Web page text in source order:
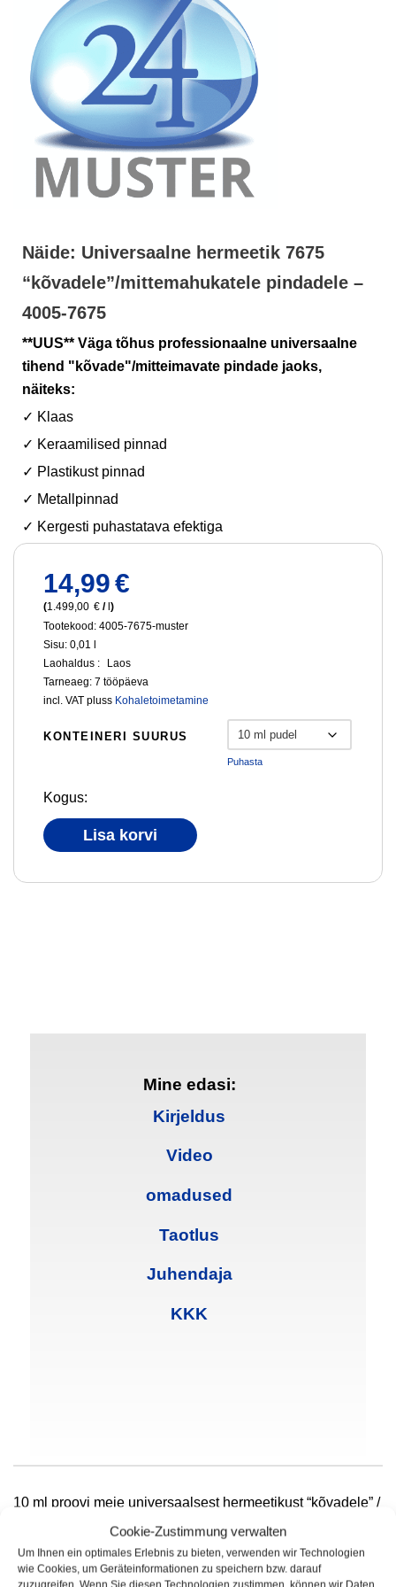
Cookie-Zustimmung verwalten
Um Ihnen ein optimales Erlebnis zu bieten, verwenden wir Technologien
wie Cookies, um Geräteinformationen zu speichern bzw. darauf
Näide: Universaalne hermeetik 7675
“kõvadele”/mittemahukatele pindadele –
4005-7675
**UUS** Väga tõhus professionaalne universaalne
tihend "kõvade"/mitteimavate pindade jaoks,
näiteks:
✓ Klaas
✓ Keraamilised pinnad
✓ Plastikust pinnad
✓ Metallpinnad
✓ Kergesti puhastatava efektiga
14,99€
(1.499,00 € / l)
Tootekood: 4005-7675-muster
Sisu: 0,01
Laohaldus :
Laos
Tarneaeg:7 tööpäeva
incl. VAT pluss Kohaletoimetamine
KONTEINERI SUURUS
Puhasta
Kogus:
Lisa korvi
Mine edasi:
Kirjeldus
Video
omadused
Taotlus
Juhendaja
KKK
10 ml proovi meie universaalsest hermeetikust “kõvadele” /
mitteimavatele pindadele, testimiseks või väiksemate
pindade tihendamiseks.